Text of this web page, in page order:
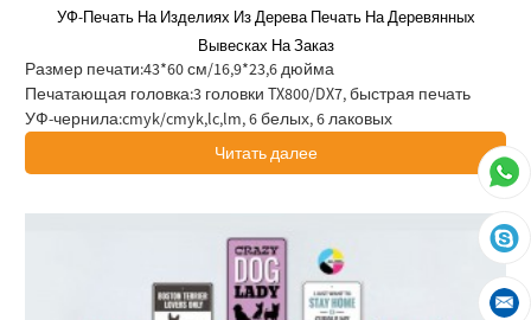
УФ-Печать На Изделиях Из Дерева Печать На Деревянных
Вывесках На Заказ
Размер печати:43*60 см/16,9*23,6 дюйма
Печатающая головка:3 головки TX800/DX7, быстрая печать
УФ-чернила:cmyk/cmyk,lc,lm, 6 белых, 6 лаковых
Читать далее